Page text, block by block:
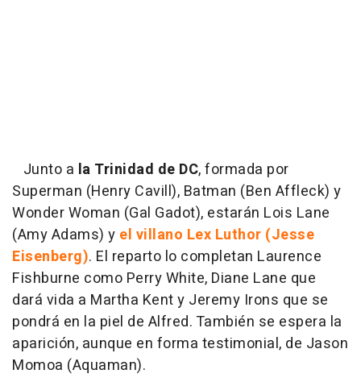
Junto a la Trinidad de DC, formada por
Superman (Henry Cavill), Batman (Ben Affleck) y
Wonder Woman (Gal Gadot), estarán Lois Lane
(Amy Adams) y el villano Lex Luthor (Jesse
Eisenberg). El reparto lo completan Laurence
Fishburne como Perry White, Diane Lane que
dará vida a Martha Kent y Jeremy Irons que se
pondrá en la piel de Alfred. También se espera la
aparición, aunque en forma testimonial, de Jason
Momoa (Aquaman).